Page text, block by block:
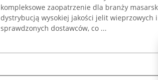
kompleksowe zaopatrzenie dla branży
dystrybucją wysokiej jakości jelit wieprzowych
sprawdzonych dostawców, co ...